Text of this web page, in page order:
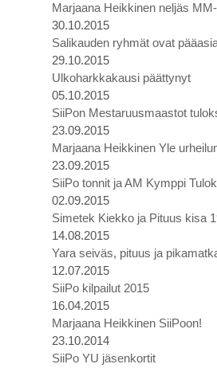
Marjaana Heikkinen neljäs
30.10.2015
Salikauden ryhmät ovat
29.10.2015
Ulkoharkkakausi päättynyt
05.10.2015
SiiPon Mestaruusmaastot
23.09.2015
Marjaana Heikkinen Yle
23.09.2015
SiiPo tonnit ja AM Kymppi
02.09.2015
Simetek Kiekko ja Pituus kisa
14.08.2015
Yara seiväs, pituus ja
12.07.2015
SiiPo kilpailut 2015
16.04.2015
Marjaana Heikkinen SiiPoon!
23.10.2014
SiiPo YU jäsenkortit